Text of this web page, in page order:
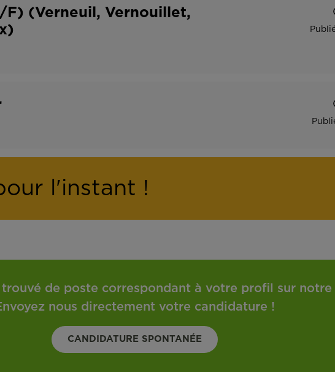
F) (Verneuil, Vernouillet,
l'instant !
trouvé de poste correspondant à votre profil sur notre
nous directement votre candidature !
CANDIDATURE SPONTANÉE